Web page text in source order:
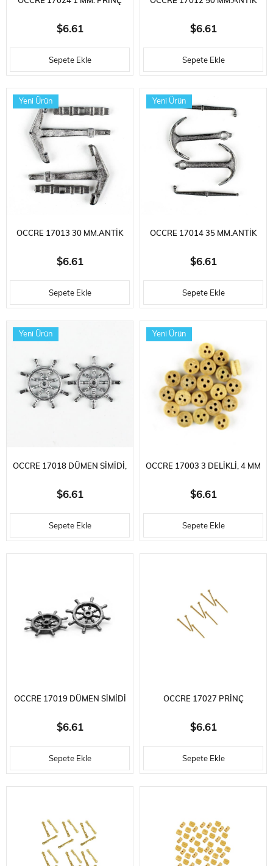
ZINCIR, 1 METRE
$6.61
Sepete Ekle
ÇAPA VE DIPÇIK, ZAMAK, 2
ADET
$6.61
Sepete Ekle
OCCRE 17013 30 MM.ANTIK
ÇAPA VE DIPÇIK, ZAMAK, 2
ADET
$6.61
Sepete Ekle
Yeni Ürün
OCCRE 17014 35 MM.ANTIK
ÇAPA VE DIPÇIK, ZAMAK, 2
ADET
$6.61
Sepete Ekle
Yeni Ürün
OCCRE 17018 DÜMEN SIMIDI,
24 MM. ZAMAK, 2 ADET
$6.61
Sepete Ekle
Yeni Ürün
OCCRE 17003 3 DELIKLI, 4 MM
KASNAK, AHŞAP, 18 ADET
$6.61
Sepete Ekle
Yeni Ürün
OCCRE 17019 DÜMEN SIMIDI
15 MM. ZAMAK, 2 ADET
$6.61
Sepete Ekle
OCCRE 17027 PRINÇ
KAPLAMALI ÇELIK ÇIVI,13 MM.
200 ADET
$6.61
Sepete Ekle